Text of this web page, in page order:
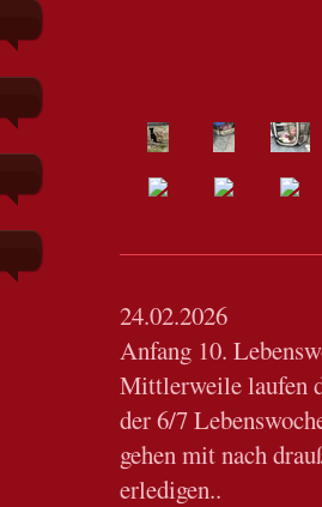
24.02.2026
Anfang 10.
Mittlerweile laufen
der 6/7
gehen mit nach
erledigen..